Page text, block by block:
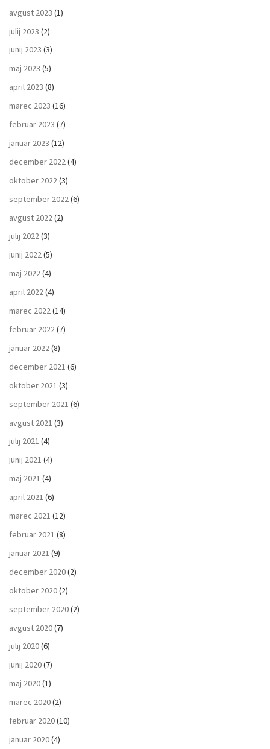
avgust 2023 (1)
julij 2023 (2)
junij 2023 (3)
maj 2023 (5)
april 2023 (8)
marec 2023 (16)
februar 2023 (7)
januar 2023 (12)
december 2022(4)
oktober 2022(3)
september 2022(6)
avgust 2022 (2)
julij 2022(3)
junij 2022(5)
maj 2022(4)
april 2022(4)
marec 2022(14)
februar 2022(7)
januar 2022(8)
december 2021 (6)
oktober 2021 (3)
september 2021 (6)
avgust 2021 (3)
julij 2021 (4)
junij 2021 (4)
maj 2021 (4)
april 2021 (6)
marec 2021 (12)
februar 2021 (8)
januar 2021 (9)
december 2020(2)
oktober 2020(2)
september 2020(2)
avgust 2020(7)
julij 2020(6)
junij 2020(7)
maj 2020(1)
marec 2020(2)
februar 2020(10)
januar 2020(4)